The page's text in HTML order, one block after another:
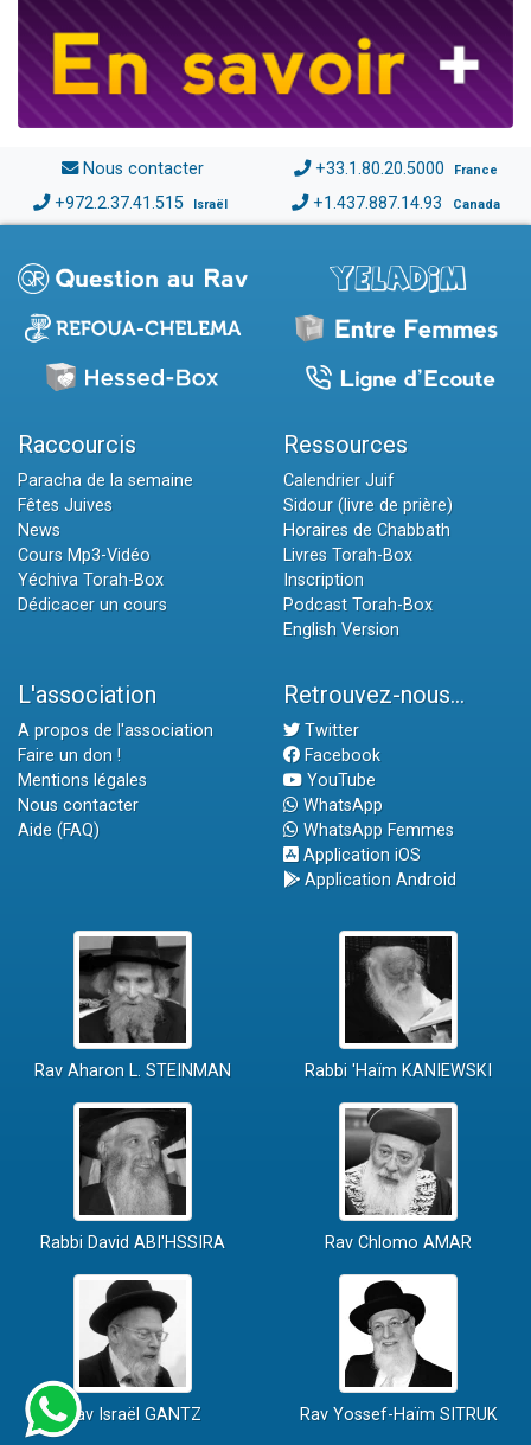
Nous contacter +33.1.80.20.5000 France
+972.2.37.41.515 Israël +1.437.887.14.93 Canada
Raccourcis
Paracha de la semaine
Fêtes Juives
News
Cours Mp3-Vidéo
Yéchiva Torah-Box
Dédicacer un cours
Ressources
Calendrier Juif
Sidour (livre de prière)
Horaires de Chabbath
Livres Torah-Box
Inscription
Podcast Torah-Box
English Version
L'association
A propos de l'association
Faire un don !
Mentions légales
Nous contacter
Aide (FAQ)
Retrouvez-nous...
Twitter
Facebook
YouTube
WhatsApp
WhatsApp Femmes
Application iOS
Application Android
Rav Aharon L. STEINMAN Rabbi 'Haïm KANIEWSKI
Rabbi David ABI'HSSIRA Rav Chlomo AMAR
Rav Israël GANTZ Rav Yossef-Haïm SITRUK